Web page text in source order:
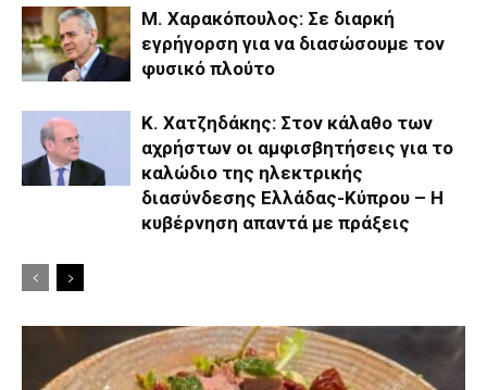
Μ. Χαρακόπουλος: Σε διαρκή
εγρήγορση για να διασώσουμε τον
φυσικό πλούτο
Κ. Χατζηδάκης: Στον κάλαθο των
αχρήστων οι αμφισβητήσεις για το
καλώδιο της ηλεκτρικής
διασύνδεσης Ελλάδας-Κύπρου – Η
κυβέρνηση απαντά με πράξεις